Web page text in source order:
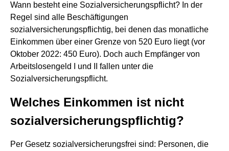
Wann besteht eine Sozialversicherungspflicht? In der
Regel sind alle Beschäftigungen
sozialversicherungspflichtig, bei denen das monatliche
Einkommen über einer Grenze von 520 Euro liegt (vor
Oktober 2022: 450 Euro). Doch auch Empfänger von
Arbeitslosengeld I und II fallen unter die
Sozialversicherungspflicht.
Welches Einkommen ist nicht
sozialversicherungspflichtig?
Per Gesetz sozialversicherungsfrei sind: Personen, die